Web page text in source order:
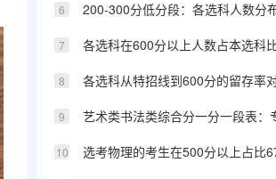
各选科在600分以上人数占本选科
各选科从特招线到600分的留存率